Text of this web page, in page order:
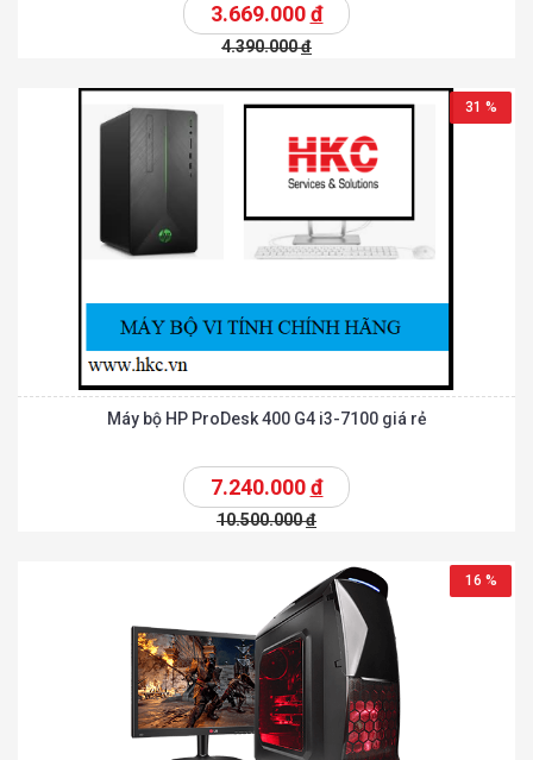
3.669.000đ
4.390.000đ
31 %
Máy bộ HP ProDesk 400 G4 i3-7100 giá rẻ
7.240.000đ
10.500.000đ
16 %